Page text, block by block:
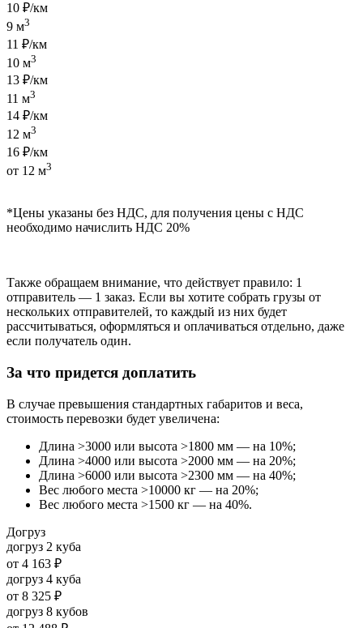
10 ₽/км
9 м3
11 ₽/км
10 м3
13 ₽/км
11 м3
14 ₽/км
12 м3
16 ₽/км
от 12 м3
*Цены указаны без НДС, для получения цены с НДС
необходимо начислить НДС 20%
Также обращаем внимание, что действует правило: 1
отправитель — 1 заказ. Если вы хотите собрать грузы от
нескольких отправителей, то каждый из них будет
рассчитываться, оформляться и оплачиваться отдельно, даже
если получатель один.
За что придется доплатить
В случае превышения стандартных габаритов и веса,
стоимость перевозки будет увеличена:
Длина >3000 или высота >1800 мм — на 10%;
Длина >4000 или высота >2000 мм — на 20%;
Длина >6000 или высота >2300 мм — на 40%;
Вес любого места >10000 кг — на 20%;
Вес любого места >1500 кг — на 40%.
Догруз
догруз 2 куба
от 4 163 ₽
догруз 4 куба
от 8 325 ₽
догруз 8 кубов